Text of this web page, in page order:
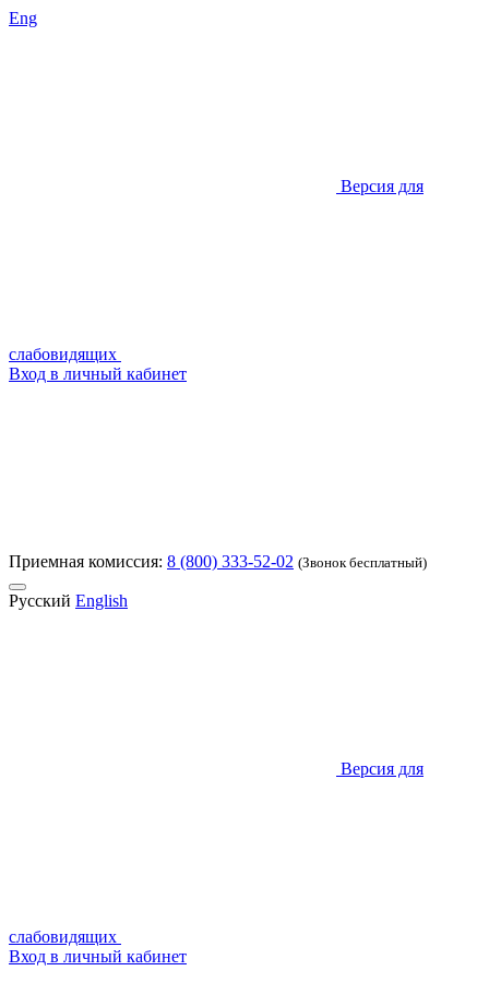
Eng
Версия для
слабовидящих
Вход в личный кабинет
Приемная комиссия: 8 (800) 333-52-02 (Звонок бесплатный)
Русский English
Версия для
слабовидящих
Вход в личный кабинет